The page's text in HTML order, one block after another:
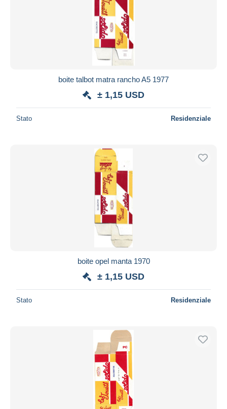
boite talbot matra rancho A5 1977
± 1,15 USD
Stato Residenziale
boite opel manta 1970
± 1,15 USD
Stato Residenziale